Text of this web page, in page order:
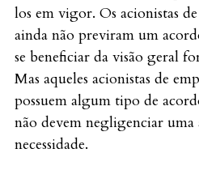
los em vigor. Os acionistas
ainda não previram um
se beneficiar da visão geral
Mas aqueles acionistas de
possuem algum tipo de
não devem negligenciar uma
necessidade.